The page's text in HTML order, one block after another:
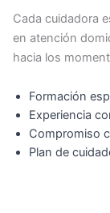
Cada cuidadora
en atención
hacia los
Formación
Experiencia
Compromiso
Plan de